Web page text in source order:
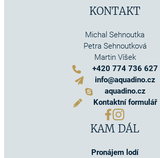
KONTAKT
Michal Sehnoutka
Petra Sehnoutková
Martin Víšek
+420 774 736 627
info@aquadino.cz
aquadino.cz
Kontaktní formulář
KAM DÁL
Pronájem lodí